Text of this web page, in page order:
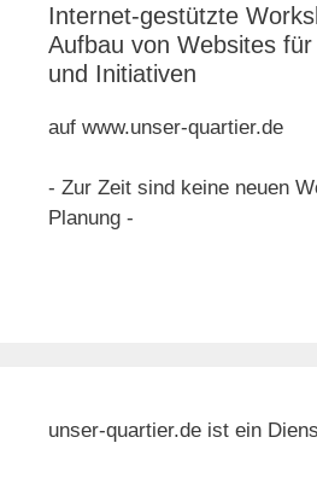
Internet-gestützte
Aufbau von Websites
und Initiativen
auf www.unser-quartier.de
- Zur Zeit sind keine neuen
Planung -
unser-quartier.de ist ein